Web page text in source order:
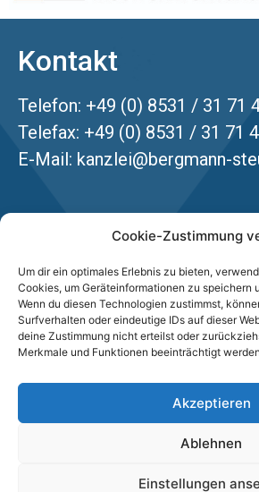
Cookie-Zustimmung
Um dir ein optimales Erlebnis zu bieten,
Cookies, um Geräteinformationen zu speichern
Wenn du diesen Technologien zustimmst,
Surfverhalten oder eindeutige IDs auf dieser
deine Zustimmung nicht erteilst oder
Merkmale und Funktionen beeinträchtigt
Akzeptieren
Ablehnen
Einstellungen
Kontakt
Telefon: +49 (0) 8531 / 31 71
Telefax: +49 (0) 8531 / 31 71
E-Mail: kanzlei@bergmann-
Datenschutzerklärung
Cookie-Richtlinie (EU)